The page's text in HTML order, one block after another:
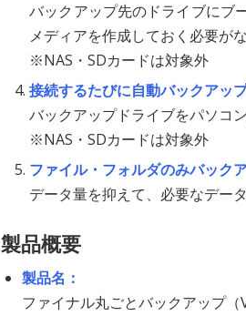
バックアップ先のドライブにブ
メディアを作成しておく必要が
※NAS・SDカードは対象外
接続するたびに自動バックアッ
バックアップドライブをパソコ
※NAS・SDカードは対象外
ファイル・フォルダのみバック
データ量を抑えて、必要なデー
製品概要
製品名：
ファイナル丸ごとバックアップ